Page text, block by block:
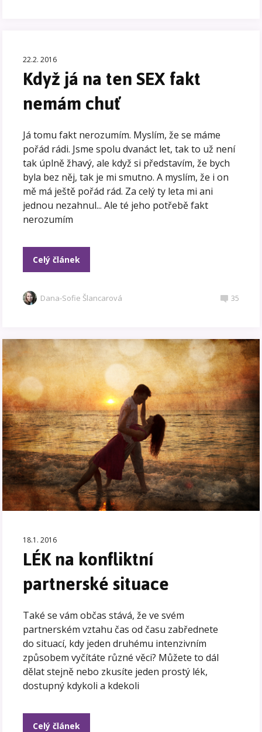
22.2. 2016
Když já na ten SEX fakt
nemám chuť
Já tomu fakt nerozumím. Myslím, že se máme
pořád rádi. Jsme spolu dvanáct let, tak to už není
tak úplně žhavý, ale když si představím, že bych
byla bez něj, tak je mi smutno. A myslím, že i on
mě má ještě pořád rád. Za celý ty leta mi ani
jednou nezahnul... Ale té jeho potřebě fakt
nerozumím
Celý článek
Dana-Sofie Šlancarová 35
18.1. 2016
LÉK na konfliktní
partnerské situace
Také se vám občas stává, že ve svém
partnerském vztahu čas od času zabřednete
do situací, kdy jeden druhému intenzivním
způsobem vyčítáte různé věci? Můžete to dál
dělat stejně nebo zkusíte jeden prostý lék,
dostupný kdykoli a kdekoli
Celý článek